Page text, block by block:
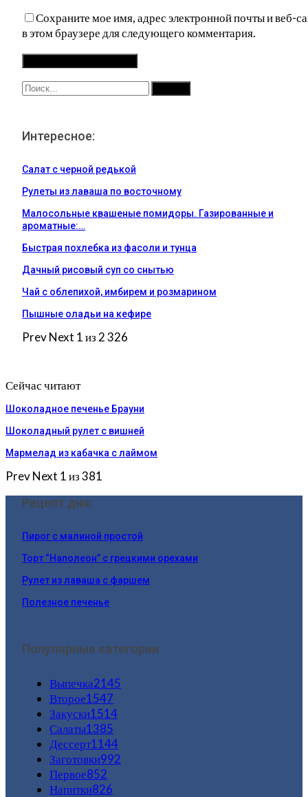
Сохраните мое имя, адрес электронной почты и веб-
в этом браузере для следующего комментария.
Интересное:
Салат с черной редькой
Рулеты из лаваша по восточному
Малосольные квашеные помидоры. Газированные и
ароматные:…
Быстрая похлебка из фасоли и тунца
Дачный рисовый суп со снытью
Чай с облепихой, имбирем и розмарином
Пышные оладьи на кефире
PrevNext 1 из 2 326
Сейчас читают
Шоколадное печенье Брауни
Шоколадный рулет с вишней
Мармелад из кабачка с лаймом
PrevNext 1 из 381
Рецепт дня:
Пирог с малиной простой
Торт “Наполеон” с грецкими орехами
Рулет из лаваша с фаршем
Полезное печенье
Популярные категории
Выпечка2145
Второе1547
Закуски1514
Салаты1385
Дессерт1144
Заготовки992
Первое852
Напитки826